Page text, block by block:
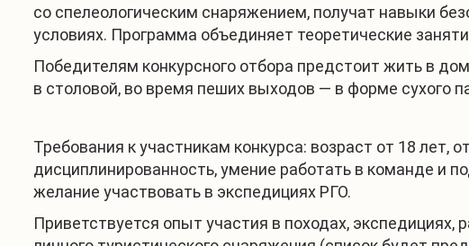
со спелеологическим снаряжением, получат навыки
условиях. Программа объединяет теоретические
Победителям конкурсного отбора предстоит жить в
в столовой, во время пеших выходов — в форме сухого
Требования к участникам конкурса: возраст от 18 лет,
дисциплинированность, умение работать в команде и
желание участвовать в экспедициях РГО.
Приветствуется опыт участия в походах,